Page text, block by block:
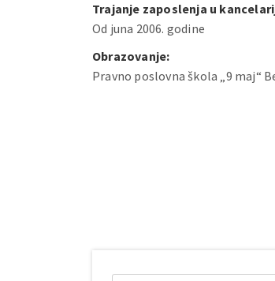
Trajanje zaposlenja u
Od juna 2006. godine
Obrazovanje:
Pravno poslovna škola „9 maj“